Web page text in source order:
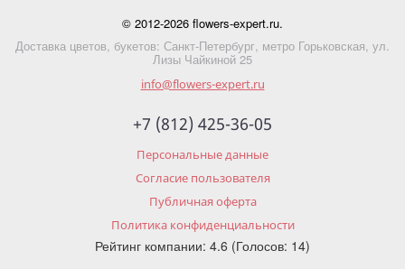
© 2012-2026 flowers-expert.ru.
Доставка цветов, букетов: Санкт-Петербург, метро Горьковская, ул.
Лизы Чайкиной 25
info@flowers-expert.ru
+7 (812) 425-36-05
Персональные данные
Согласие пользователя
Публичная оферта
Политика конфиденциальности
Рейтинг компании: 4.6 (Голосов: 14)